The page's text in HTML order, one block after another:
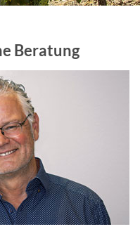
Beratung